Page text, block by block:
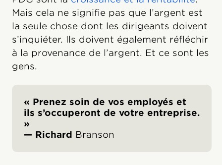
Mais cela ne signifie pas que l’argent est
la seule chose dont les dirigeants doivent
s’inquiéter. Ils doivent également réfléchir
à la provenance de l’argent. Et ce sont les
gens.
« Prenez soin de vos employés et
ils s’occuperont de votre entreprise.
»
— Richard Branson